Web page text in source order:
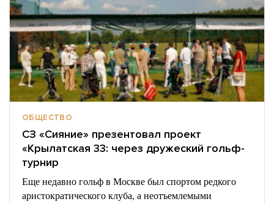
ОБЩЕСТВО
СЗ «Сияние» презентовал проект
«Крылатская 33: через дружеский гольф-
турнир
Еще недавно гольф в Москве был спортом редкого
аристократического клуба, а неотъемлемыми